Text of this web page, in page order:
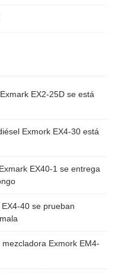
EX2-25D se está
Exmork EX4-30 está
EX40-1 se entrega
40 se prueban
Exmork EM4-